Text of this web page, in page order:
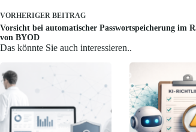
VORHERIGER BEITRAG
Vorsicht bei automatischer Passwortspeicherung im
von BYOD
Das könnte Sie auch interessieren..